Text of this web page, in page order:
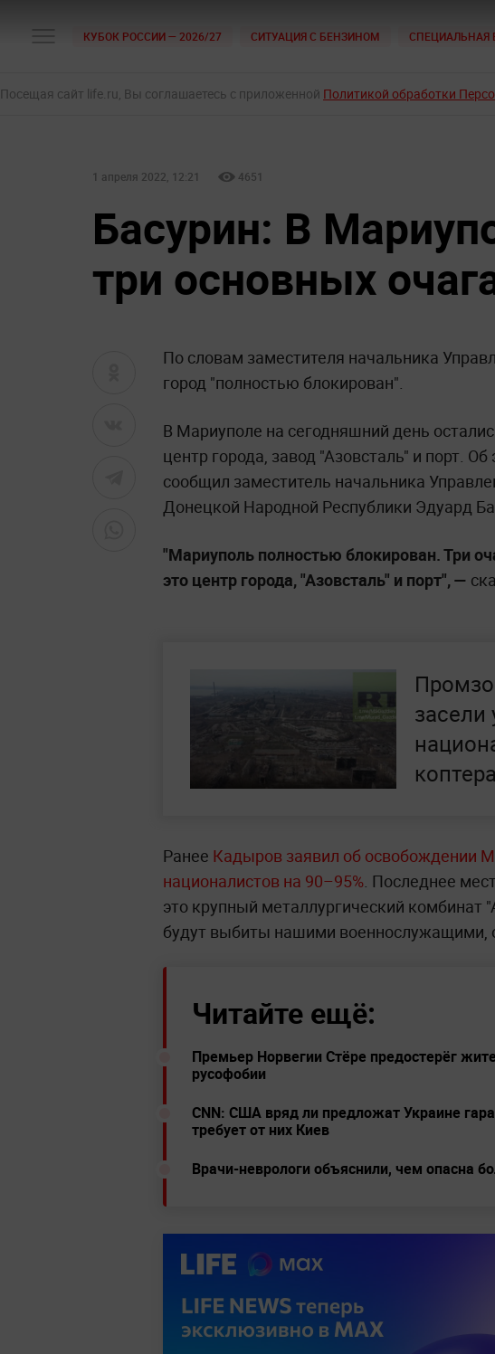
КУБОК РОССИИ — 2026/27 СИТУАЦИЯ С БЕНЗИНОМ СПЕЦИАЛЬНАЯ
Посещая сайт life.ru, Вы соглашаетесь с приложенной Политикой обработки
1 апреля 2022, 12:21 4651
Басурин: В
три основных
По словам заместителя начальника
город "полностью блокирован".
В Мариуполе на сегодняшний день
центр города, завод "Азовсталь" и порт. Об
сообщил заместитель начальника
Донецкой Народной Республики Эдуард
"Мариуполь полностью блокирован. Три
это центр города, "Азовсталь" и порт", —
засели
коптера
Ранее Кадыров заявил об освобождении
националистов на 90–95%. Последнее
это крупный металлургический комбинат
будут выбиты нашими военнослужащими,
Читайте ещё:
Премьер Норвегии Стёре предостерёг
русофобии
CNN: США вряд ли предложат Украине
требует от них Киев
Врачи-неврологи объяснили, чем опасна